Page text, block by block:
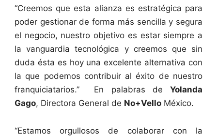
“Creemos que esta alianza es estratégica para
poder gestionar de forma más sencilla y segura
el negocio, nuestro objetivo es estar siempre a
la vanguardia tecnológica y creemos que sin
duda ésta es hoy una excelente alternativa con
la que podemos contribuir al éxito de nuestro
franquiciatarios.” En palabras de Yolanda
Gago, Directora General de No+Vello México.
“Estamos orgullosos de colaborar con la